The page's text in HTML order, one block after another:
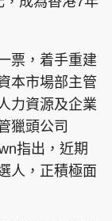
票，着手重建
本市場部主管
力資源及企業
獵頭公司
指出，近期
人，正積極面